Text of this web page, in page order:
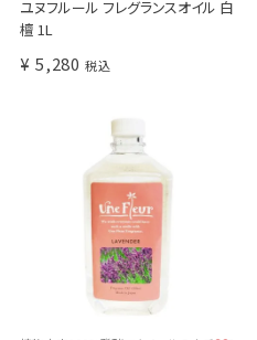
ユヌフルール フレグランスオイル 白
檀 1L
¥ 5,280 税込